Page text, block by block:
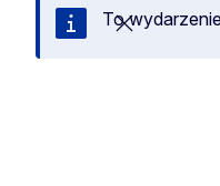
Zamknij
To